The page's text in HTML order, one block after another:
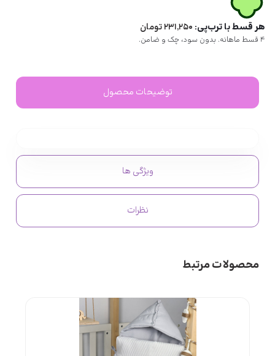
هر قسط با ترب‌پی: ۲۳۱,۲۵۰تومان
۴ قسط ماهانه. بدون سود، چک و ضامن.
توضیحات محصول
ویژگی ها
نظرات
محصولات مرتبط